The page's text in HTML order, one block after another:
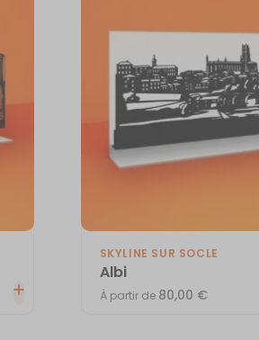
SKYLINE SUR SOCLE
Albi
À partir de 80,00 €